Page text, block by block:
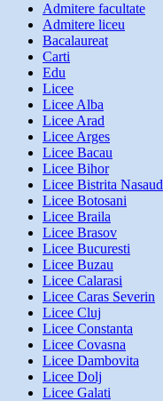
Admitere facultate
Admitere liceu
Bacalaureat
Carti
Edu
Licee
Licee Alba
Licee Arad
Licee Arges
Licee Bacau
Licee Bihor
Licee Bistrita Nasaud
Licee Botosani
Licee Braila
Licee Brasov
Licee Bucuresti
Licee Buzau
Licee Calarasi
Licee Caras Severin
Licee Cluj
Licee Constanta
Licee Covasna
Licee Dambovita
Licee Dolj
Licee Galati